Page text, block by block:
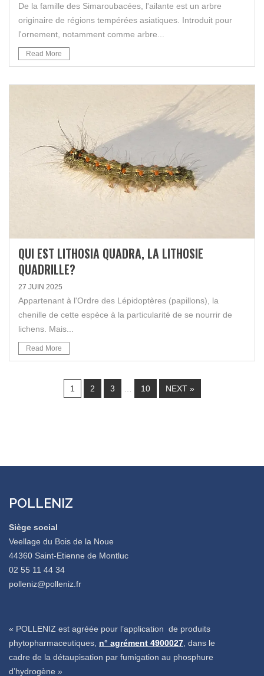
De la famille des Simaroubacées, l'ailante est un arbre
originaire de régions tempérées asiatiques. Introduit pour
l'ornement, notamment comme arbre...
Read More
QUI EST LITHOSIA QUADRA, LA LITHOSIE
QUADRILLE?
27 JUIN 2025
Appartenant à l'Ordre des Lépidoptères (papillons), la
chenille de cette espèce à la particularité de se nourrir de
lichens. Mais...
Read More
1 2 3 10 NEXT »
POLLENIZ
Siège social
Veellage du Bois de la Noue
44360 Saint-Etienne de Montluc
02 55 11 44 34
polleniz@polleniz.fr
« POLLENIZ est agréée pour l’application de produits
phytopharmaceutiques, n° agrément 4900027 , dans le
cadre de la détaupisation par fumigation au phosphure
d’hydrogène »